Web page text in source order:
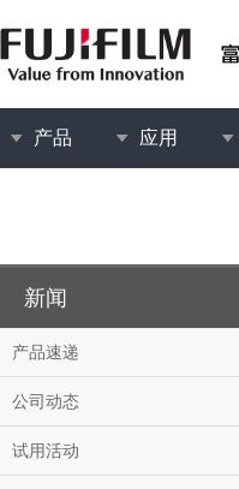
产品 应用
新闻
产品速递
公司动态
试用活动